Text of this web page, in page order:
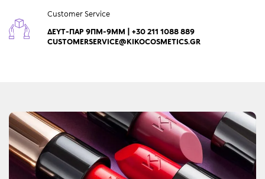
Customer Service
ΔΕΥΤ-ΠΑΡ 9ΠΜ-9ΜΜ | +30 211 1088 889
CUSTOMERSERVICE@KIKOCOSMETICS.GR